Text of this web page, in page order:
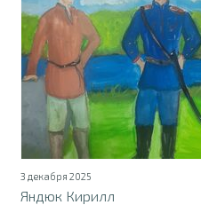
3 декабря 2025
Яндюк Кирилл